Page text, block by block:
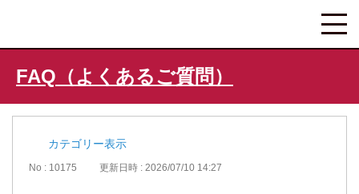
FAQ（よくあるご質問）
カテゴリー表示
No : 10175 更新日時 : 2026/07/10 14:27